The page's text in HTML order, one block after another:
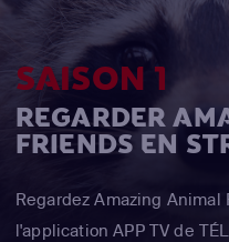
SAISON 1
REGARDER
FRIENDS EN
Regardez Amazing
l'application APP TV de